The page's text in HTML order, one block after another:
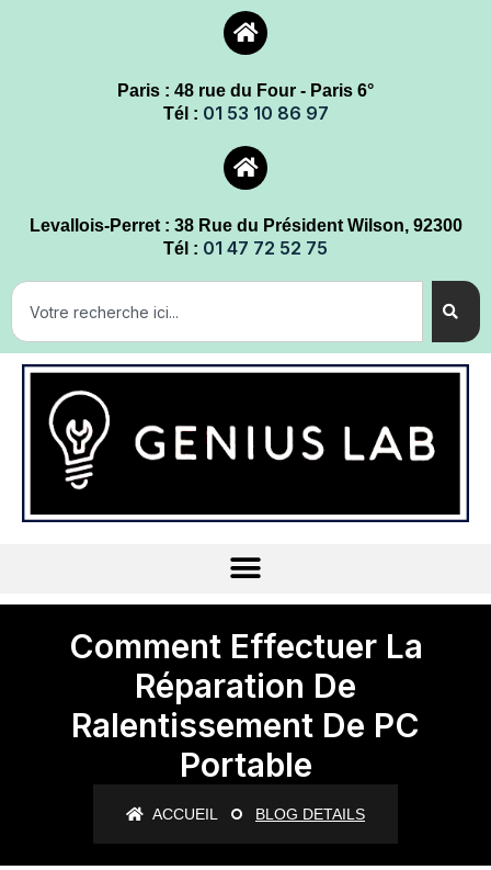
Paris : 48 rue du Four - Paris 6°
Tél : 01 53 10 86 97
Levallois-Perret : 38 Rue du Président Wilson, 92300
Tél : 01 47 72 52 75
Comment Effectuer La
Réparation De
Ralentissement De PC
Portable
ACCUEIL BLOG DETAILS